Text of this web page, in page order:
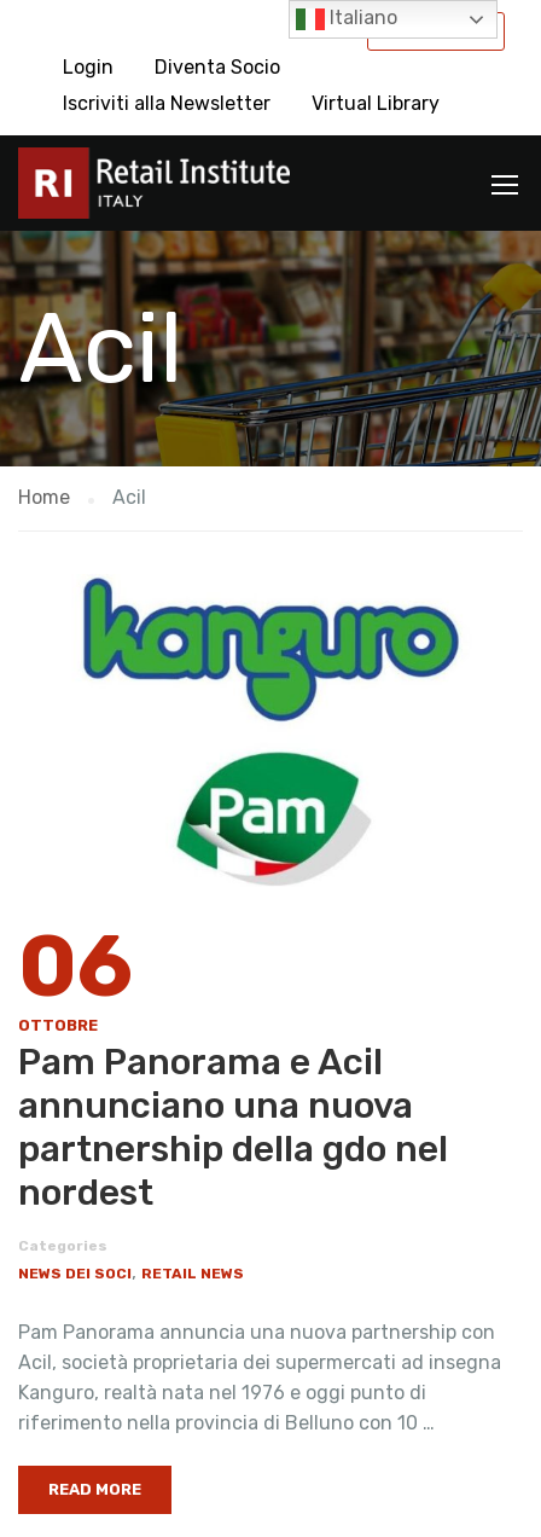
International
Login
Diventa Socio
Iscriviti alla Newsletter
Virtual Library
Acil
Home Acil
06
OTTOBRE
Pam Panorama e Acil
annunciano una nuova
partnership della gdo nel
nordest
Categories
NEWS DEI SOCI, RETAIL NEWS
Pam Panorama annuncia una nuova partnership con
Acil, società proprietaria dei supermercati ad insegna
Kanguro, realtà nata nel 1976 e oggi punto di
riferimento nella provincia di Belluno con 10 …
READ MORE
Italiano